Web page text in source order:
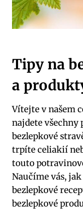
Tipy na
a
Vítejte v našem
najdete všechny
bezlepkové
trpíte celiakií
touto
Naučíme vás,
bezlepkové
bezlepkové